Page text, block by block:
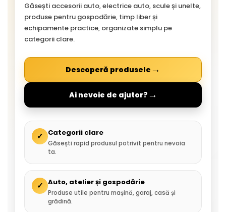
Găsești accesorii auto, electrice auto, scule și unelte,
produse pentru gospodărie, timp liber și
echipamente practice, organizate simplu pe
categorii clare.
Descoperă produsele →
Ai nevoie de ajutor? →
✓ Categorii clare
Găsești rapid produsul potrivit pentru nevoia
ta.
✓ Auto, atelier și gospodărie
Produse utile pentru mașină, garaj, casă și
grădină.